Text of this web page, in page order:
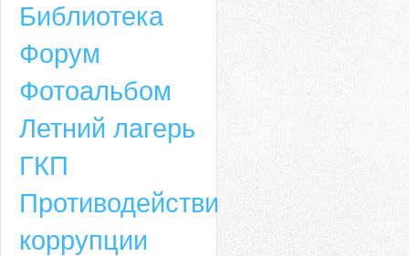
Адрес
6-49, электронный адрес: aja_70@mail.ru
Библиотека
Форум
Фотоальбом
Летний лагерь
ГКП
Противодействие
коррупции